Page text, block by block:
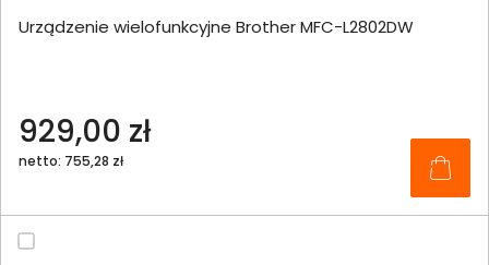
Urządzenie wielofunkcyjne Brother MFC-L2802DW
929,00 zł
netto: 755,28 zł